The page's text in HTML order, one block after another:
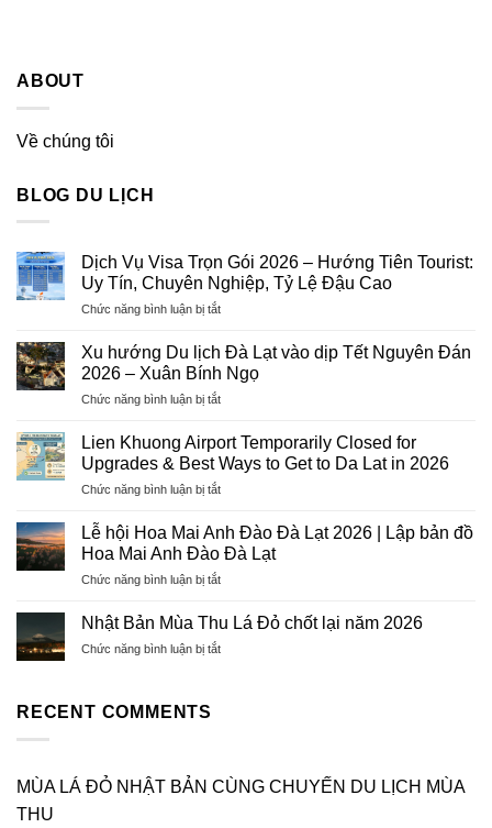
ABOUT
Về chúng tôi
BLOG DU LỊCH
Dịch Vụ Visa Trọn Gói 2026 – Hướng Tiên Tourist:
Uy Tín, Chuyên Nghiệp, Tỷ Lệ Đậu Cao
Chức năng bình luận bị tắtở
Vụ
Visa
Trọn
Gói
–
Hướng
Tourist:
Tín,
Chuyên
Tỷ
Đậu
Cao
Xu hướng Du lịch Đà Lạt vào dịp Tết Nguyên Đán
2026 – Xuân Bính Ngọ
Chức năng bình luận bị tắtở
hướng
Du
lịch
Đà
vào
dịp
Nguyên
2026
Lien Khuong Airport Temporarily Closed for
Upgrades & Best Ways to Get to Da Lat in 2026
Chức năng bình luận bị tắtở
Khuong
Airport
Temporarily
Closed
Upgrades
Best
in
Lễ hội Hoa Mai Anh Đào Đà Lạt 2026 | Lập bản đồ
Hoa Mai Anh Đào Đà Lạt
Chức năng bình luận bị tắtở
hội
Mai
Lập
Nhật Bản Mùa Thu Lá Đỏ chốt lại năm 2026
Chức năng bình luận bị tắtở
chốt
lại
RECENT COMMENTS
MÙA LÁ ĐỎ NHẬT BẢN CÙNG CHUYẾN DU LỊCH MÙA
THU